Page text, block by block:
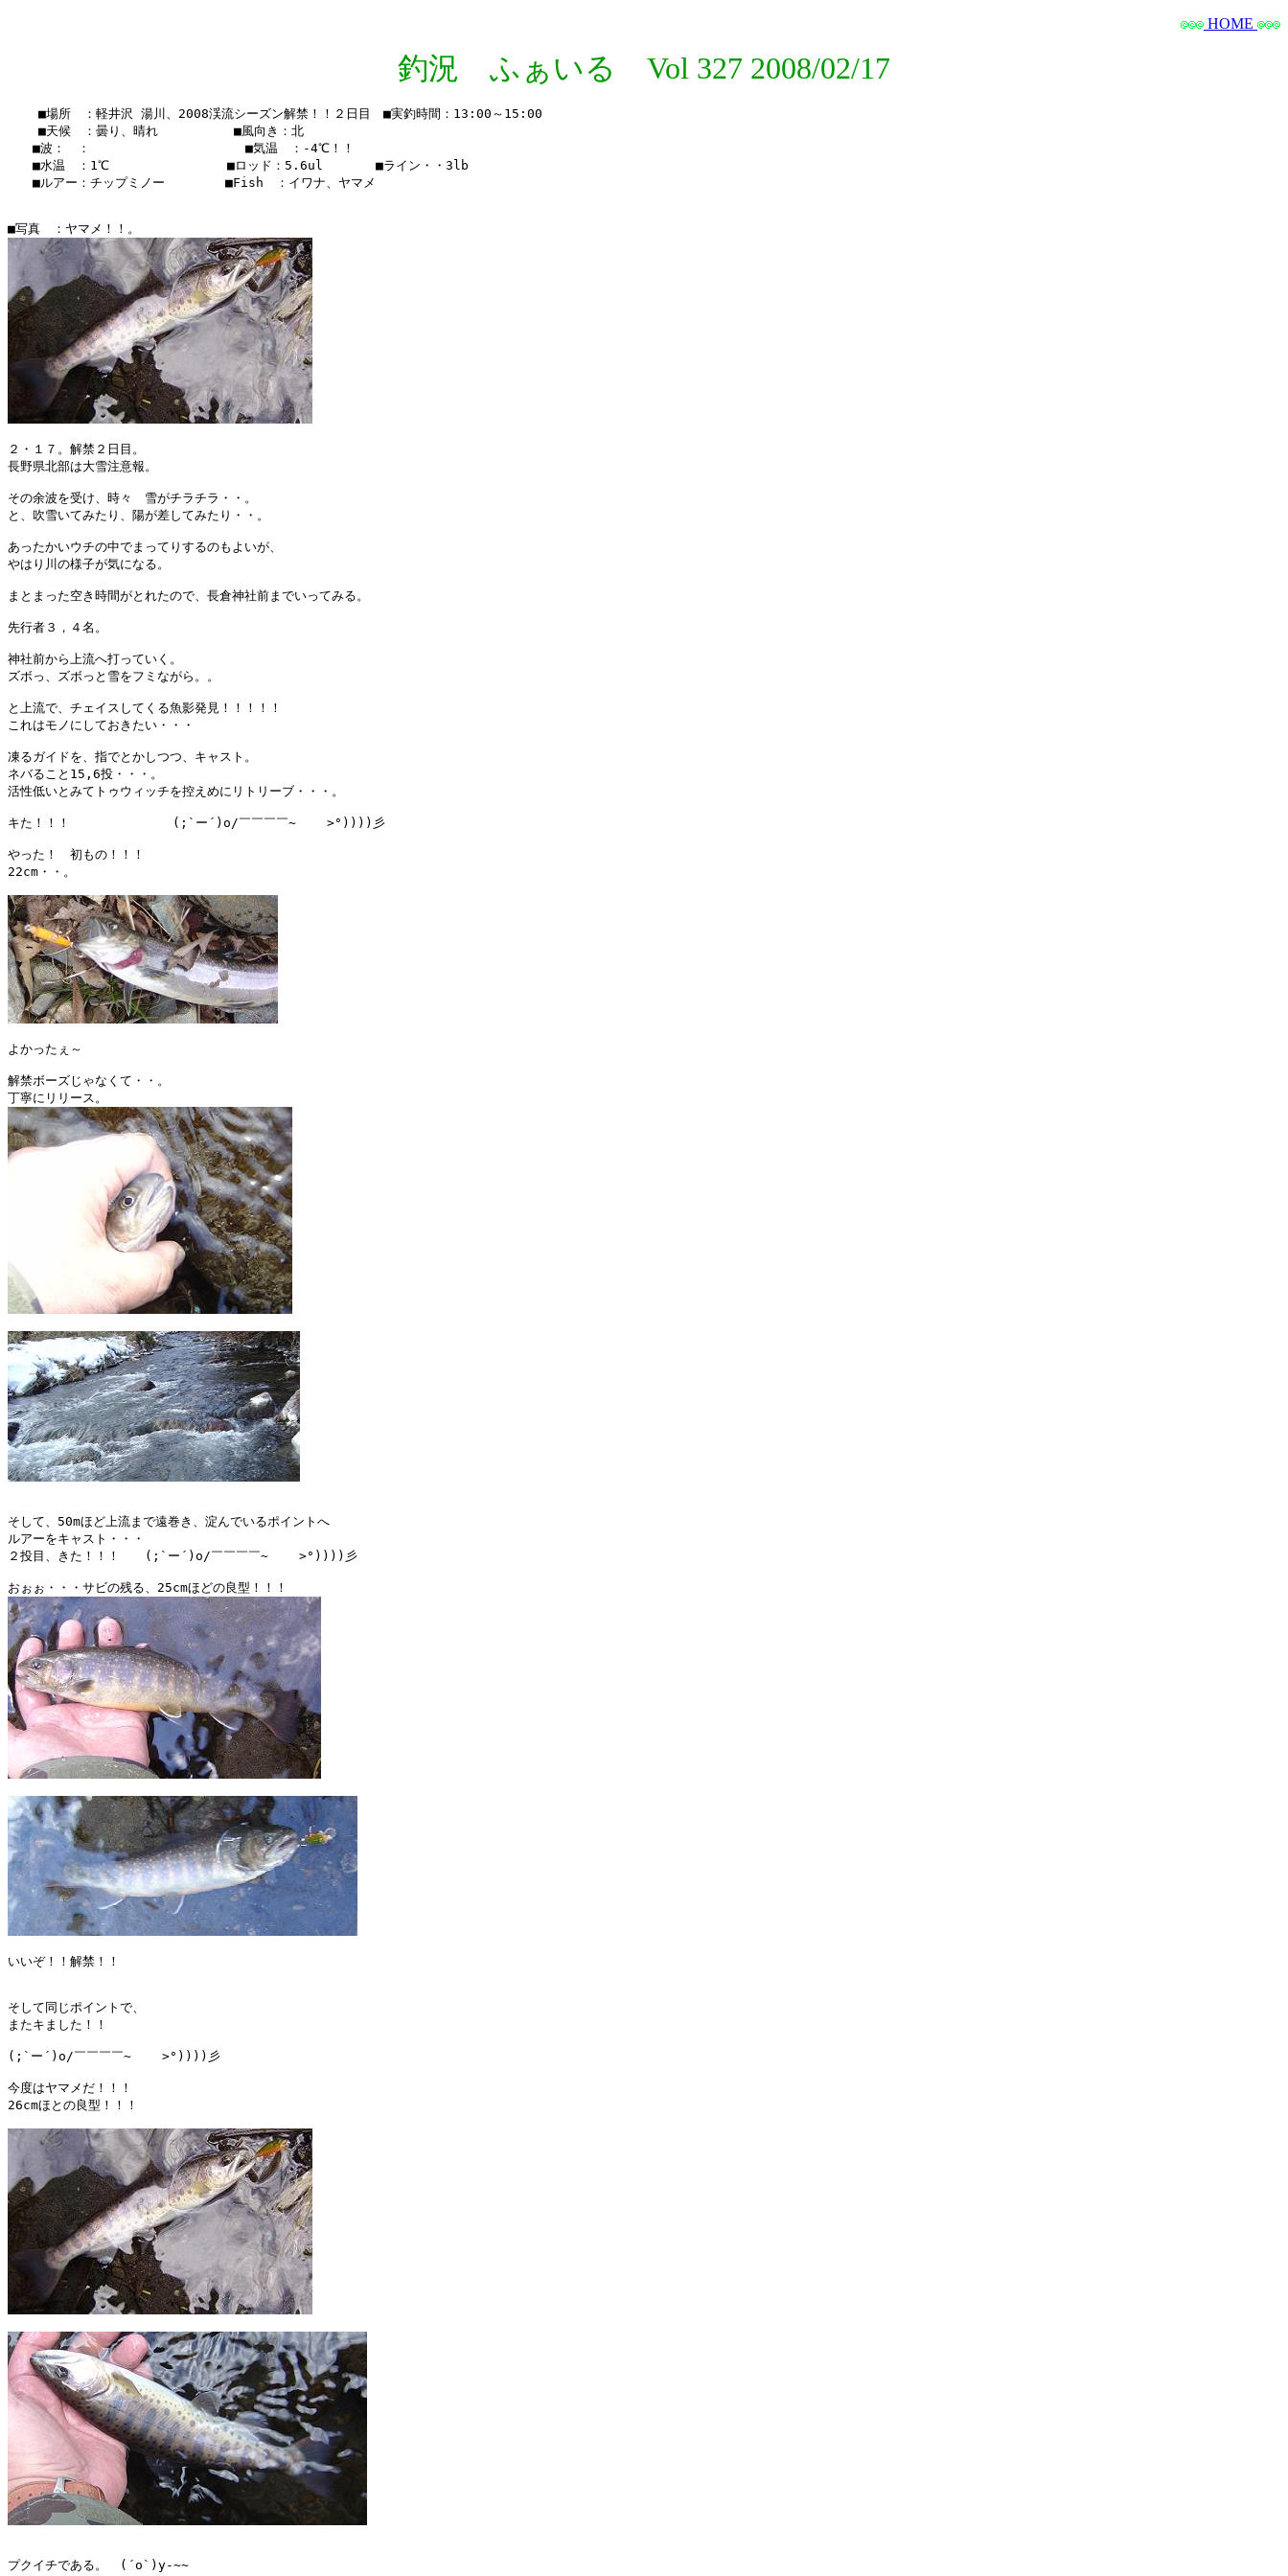
HOME
釣況 ふぁいる Vol 327 2008/02/17
    ■場所　：軽井沢 湯川、2008渓流シーズン解禁！！２日目　■実釣時間：13:00～15:00
    ■天候　：曇り、晴れ 　    　　■風向き：北
■波：　：               　  　■気温　：-4℃！！
■水温　：1℃ 　　　　　  　 　■ロッド：5.6ul　　  　■ライン・・3lb
■ルアー：チップミノー　　　   ■Fish　：イワナ、ヤマメ
２・１７。解禁２日目。
長野県北部は大雪注意報。
その余波を受け、時々　雪がチラチラ・・。
と、吹雪いてみたり、陽が差してみたり・・。
あったかいウチの中でまってりするのもよいが、
やはり川の様子が気になる。
まとまった空き時間がとれたので、長倉神社前までいってみる。
先行者３，４名。
神社前から上流へ打っていく。
ズボっ、ズボっと雪をフミながら。。
と上流で、チェイスしてくる魚影発見！！！！！
これはモノにしておきたい・・・
凍るガイドを、指でとかしつつ、キャスト。
ネバること15,6投・・・。
活性低いとみてトゥウィッチを控えめにリトリーブ・・・。
キた！！！　　　　　　　  (;`ー´)o/￣￣￣￣~    >°))))彡
やった！　初もの！！！
22cm・・。
よかったぇ～
解禁ボーズじゃなくて・・。
そして、50mほど上流まで遠巻き、淀んでいるポイントへ
ルアーをキャスト・・・
２投目、きた！！！　　(;`ー´)o/￣￣￣￣~    >°))))彡
いいぞ！！解禁！！
そして同じポイントで、
またキました！！
(;`ー´)o/￣￣￣￣~    >°))))彡
今度はヤマメだ！！！
26cmほとの良型！！！
プクイチである。　(´o`)y-~~